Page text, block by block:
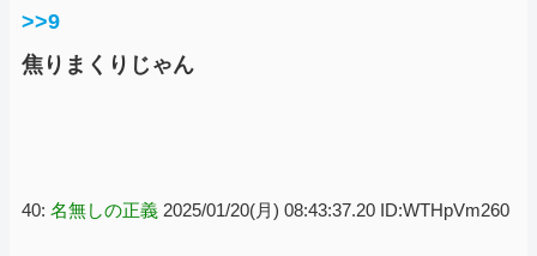
>>9
焦りまくりじゃん
40: 名無しの正義 2025/01/20(月) 08:43:37.20 ID:WTHpVm260